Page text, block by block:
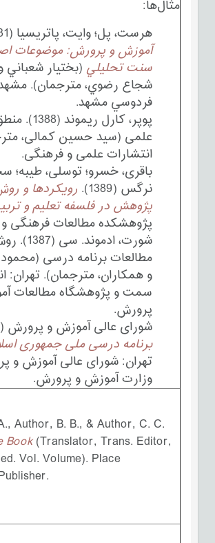
مثال‌ها:
هرست، پل؛ وايت، پاتريسيا (1381).
آموزش و پرورش: موضوعات
سنت تحليلي(بختيار شعباني
شجاع رضوي، مترجمان).
فردوسي مشهد.
پوپر، کارل
علمی (سید حسین کمالی،
انتشارات علمی و فرهنگی.
باقری، خسرو؛ توسلی، طیبه؛
نرگس (1389).
رویکردها و
پژوهش در فلسفه تعلیم و
پژوهشکده مطالعات فرهنگی و
شورت،
مطالعات برنامه درسی
و همکاران، مترجمان). تهران:
سمت و پژوهشگاه مطالعات
پرورش.
شورای عالی آموزش و پرورش (1390).
برنامه درسی ملی جمهوری
تهران: شورای عالی آموزش و
وزارت آموزش و پرورش.
Author, B. B., & Author, C. C.
Book(Translator, Trans. Editor,
Vol. Volume). Place